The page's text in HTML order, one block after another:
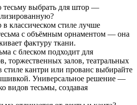
выбрать для штор —
классическом стиле лучше
с объёмным орнаментом — она
фактуру ткани.
с блеском подходит для
торжественных залов, театральных
кантри или прованс выбирайте
Универсальное решение —
видов тесьмы, создавая